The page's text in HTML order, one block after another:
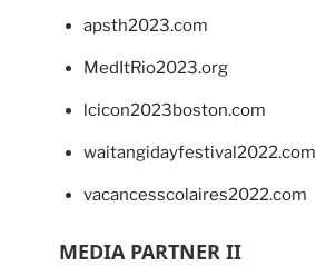
apsth2023.com
MedItRio2023.org
lcicon2023boston.com
waitangidayfestival2022.com
vacancesscolaires2022.com
MEDIA PARTNER II